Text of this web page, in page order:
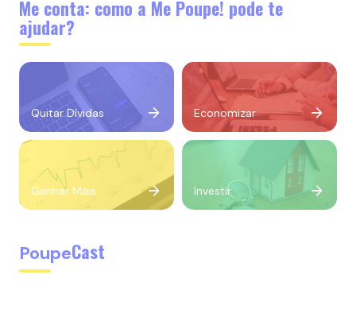
Me conta: como a Me Poupe! pode te
ajudar?
Quitar Dívidas Economizar
Ganhar Mais Investir
PoupeCast